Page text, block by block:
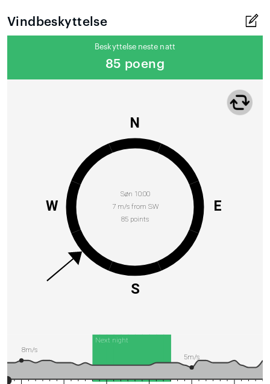
Vindbeskyttelse
Beskyttelse neste natt
85 poeng
Søn 10:00
7 m/s from SW
85 points
N
E
S
W
Next night
8m/s
5m/s